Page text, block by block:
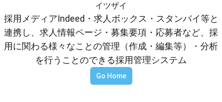
イツザイ
採用メディアIndeed・求人ボックス・スタンバイ等と
連携し、求人情報ページ・募集要項・応募者など、採
用に関わる様々なことの管理（作成・編集等）・分析
を行うことのできる採用管理システム
Go Home